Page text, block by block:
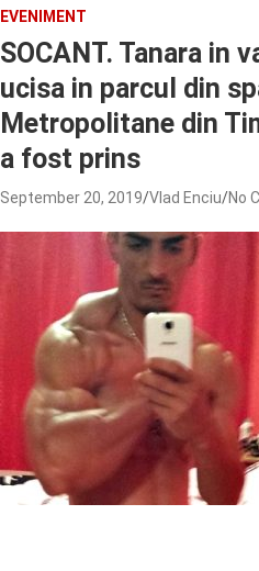
EVENIMENT
SOCANT. Tanara in
ucisa in parcul din
Metropolitane din
a fost prins
September 20, 2019 Vlad Enciu No